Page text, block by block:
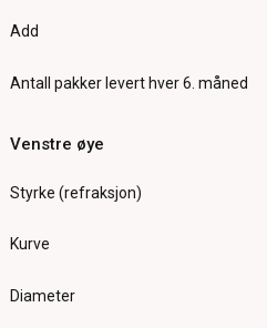
Add
Antall pakker levert hver 6. måned
Venstre øye
Styrke (refraksjon)
Kurve
Diameter